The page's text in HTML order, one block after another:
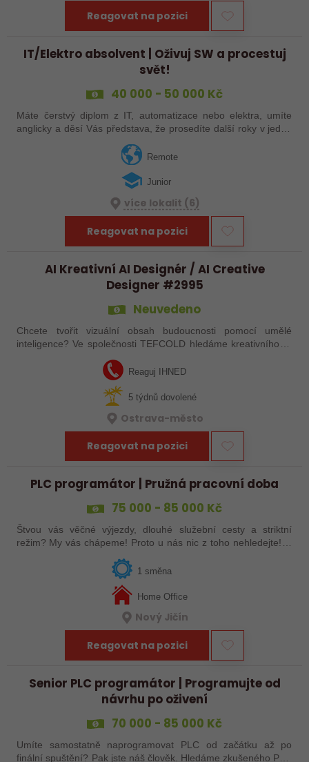
Reagovat na pozici
IT/Elektro absolvent | Oživuj SW a procestuj
svět!
40 000 - 50 000 Kč
Máte čerstvý diplom z IT, automatizace nebo elektra, umíte
anglicky a děsí Vás představa, že prosedíte další roky v jedné
Remote
Junior
více lokalit (6)
Reagovat na pozici
AI Kreativní AI Designér / AI Creative
Designer #2995
Neuvedeno
Chcete tvořit vizuální obsah budoucnosti pomocí umělé
inteligence? Ve společnosti TEFCOLD hledáme kreativního AI
novou úroveň. Hledáme…Reaguj IHNED
5 týdnů dovolené
Ostrava-město
Reagovat na pozici
PLC programátor | Pružná pracovní doba
75 000 - 85 000 Kč
Štvou vás věčné výjezdy, dlouhé služební cesty a striktní
režim? My vás chápeme! Proto u nás nic z toho nehledejte! U
nás si můžete pracovní dobu naplánovat podle sebe, služební
cesty jsou jen po ČR…
1 směna
Home Office
Nový Jičín
Reagovat na pozici
Senior PLC programátor | Programujte od
návrhu po oživení
70 000 - 85 000 Kč
Umíte samostatně naprogramovat PLC od začátku až po
finální spuštění? Pak jste náš člověk. Hledáme zkušeného PLC